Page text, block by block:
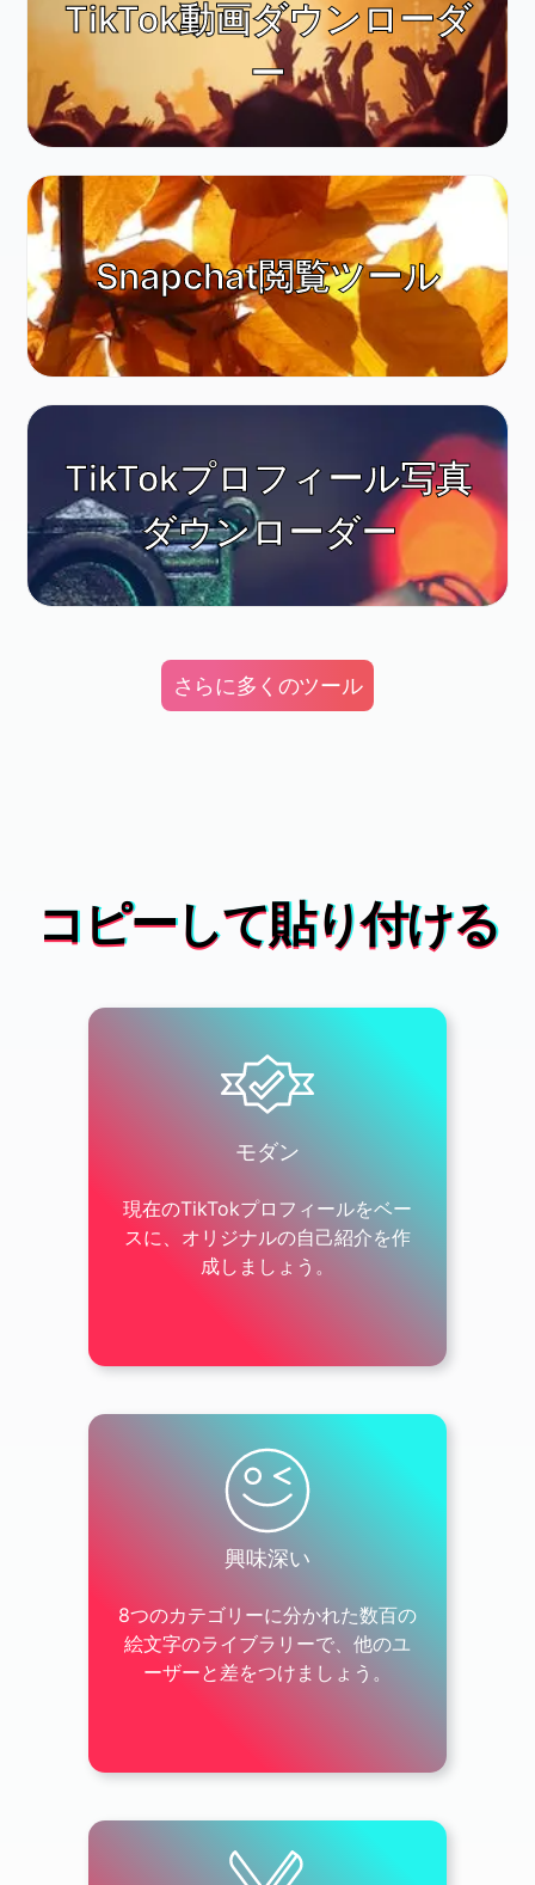
Animals & Nature
Travel & Places
TikTok動画ダウンローダ
ー
Snapchat閲覧ツール
TikTokプロフィール写真
ダウンローダー
さらに多くのツール
コピーして貼り付ける
モダン
現在のTikTokプロフィールをベー
スに、オリジナルの自己紹介を作
成しましょう。
興味深い
8つのカテゴリーに分かれた数百の
絵文字のライブラリーで、他のユ
ーザーと差をつけましょう。